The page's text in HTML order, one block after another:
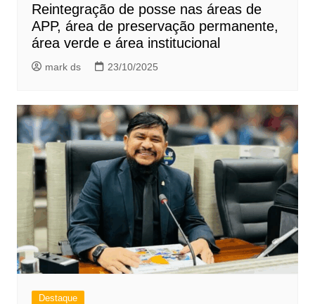
Reintegração de posse nas áreas de
APP, área de preservação permanente,
área verde e área institucional
mark ds 23/10/2025
Destaque